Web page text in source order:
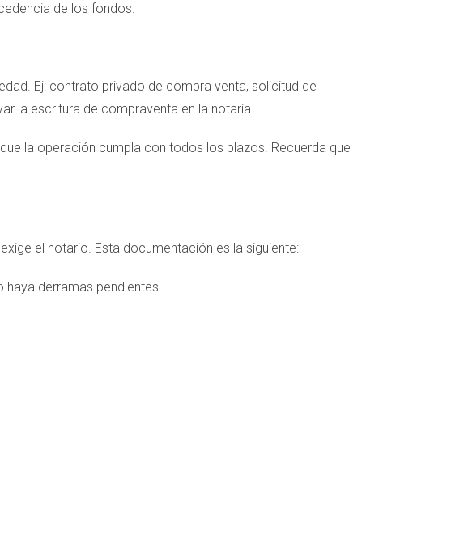
de los fondos.
Ej: contrato privado de compra venta, solicitud de
la escritura de compraventa en la notaría.
la operación cumpla con todos los plazos. Recuerda que
el notario. Esta documentación es la siguiente:
derramas pendientes.